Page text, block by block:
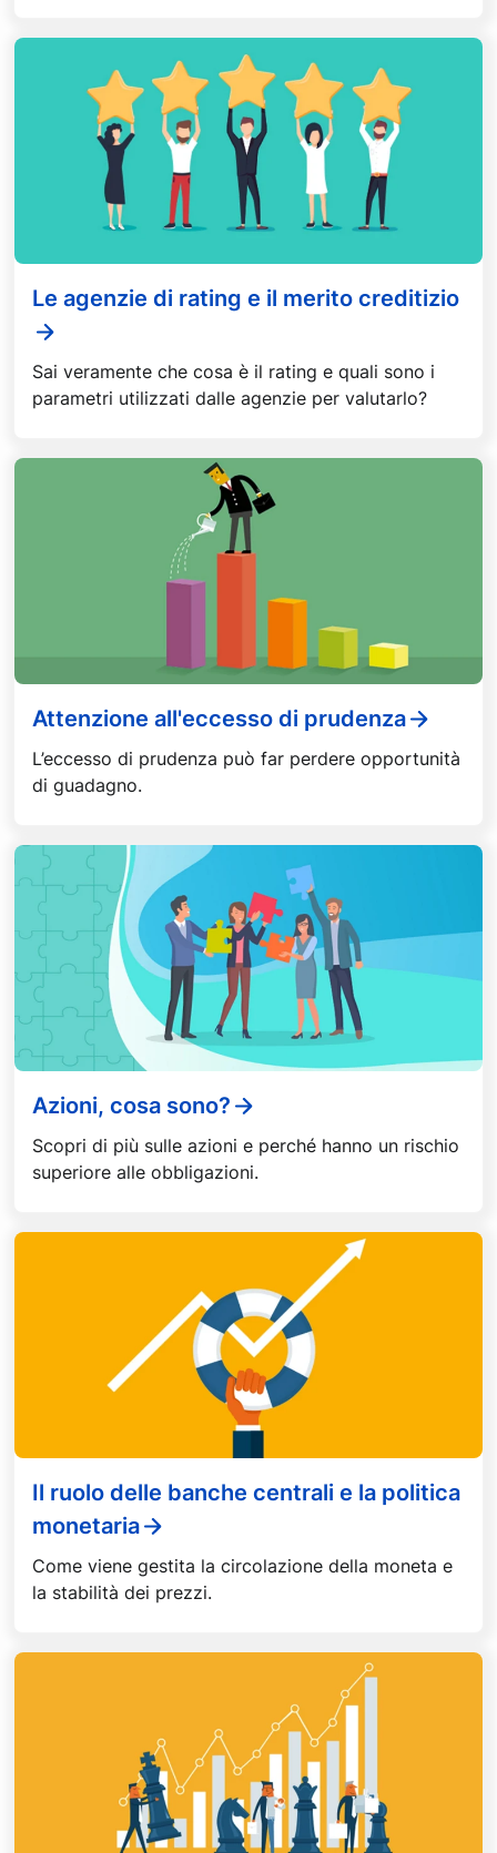
Le agenzie di rating e il merito creditizio
Sai veramente che cosa è il rating e quali sono i
parametri utilizzati dalle agenzie per valutarlo?
Attenzione all'eccesso di prudenza
L’eccesso di prudenza può far perdere opportunità
di guadagno.
Azioni, cosa sono?
Scopri di più sulle azioni e perché hanno un rischio
superiore alle obbligazioni.
Il ruolo delle banche centrali e la politica
monetaria
Come viene gestita la circolazione della moneta e
la stabilità dei prezzi.